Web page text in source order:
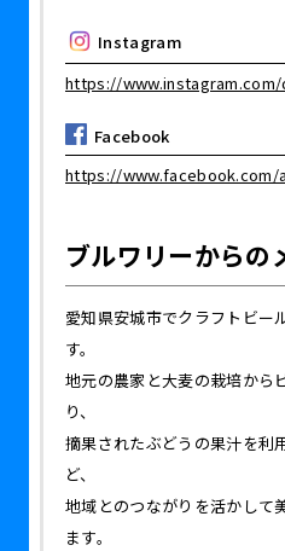
Instagram
https://
Facebook
https://www.facebook.com/
ブルワリーからの
愛知県安城市でクラフトビー
す。
地元の農家と大麦の栽培から
り、
摘果されたぶどうの果汁を利
ど、
地域とのつながりを活かして
ます。